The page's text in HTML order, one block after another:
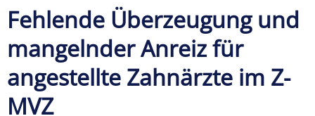
Fehlende Überzeugung und
mangelnder Anreiz für
angestellte Zahnärzte im Z-
MVZ
Expertise 3 –
Z-MVZ
Positionierung
Expertise 4
– Z-MVZ
Filialisierung